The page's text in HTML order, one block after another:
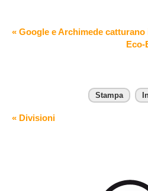
« Google e Archimede catturano
Eco-
Stampa
« Divisioni